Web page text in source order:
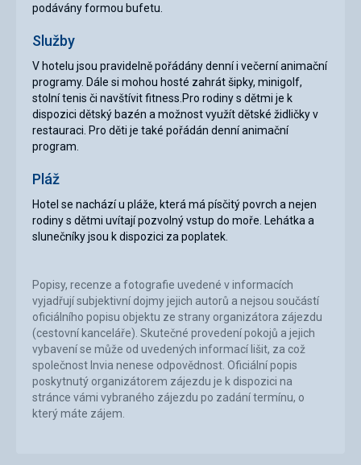
podávány formou bufetu.
Služby
V hotelu jsou pravidelně pořádány denní i večerní animační
programy. Dále si mohou hosté zahrát šipky, minigolf,
stolní tenis či navštívit fitness.Pro rodiny s dětmi je k
dispozici dětský bazén a možnost využít dětské židličky v
restauraci. Pro děti je také pořádán denní animační
program.
Pláž
Hotel se nachází u pláže, která má písčitý povrch a nejen
rodiny s dětmi uvítají pozvolný vstup do moře. Lehátka a
slunečníky jsou k dispozici za poplatek.
Popisy, recenze a fotografie uvedené v informacích
vyjadřují subjektivní dojmy jejich autorů a nejsou součástí
oficiálního popisu objektu ze strany organizátora zájezdu
(cestovní kanceláře). Skutečné provedení pokojů a jejich
vybavení se může od uvedených informací lišit, za což
společnost Invia nenese odpovědnost. Oficiální popis
poskytnutý organizátorem zájezdu je k dispozici na
stránce vámi vybraného zájezdu po zadání termínu, o
který máte zájem.